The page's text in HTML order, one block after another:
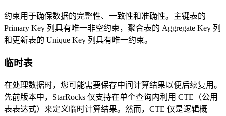
约束用于确保数据的完整性、一致性和准确性。主键表的
Primary Key 列具有唯一非空约束，聚合表的 Aggregate Key 列
和更新表的 Unique Key 列具有唯一约束。
临时表
在处理数据时，您可能需要保存中间计算结果以便后续复用。
先前版本中，StarRocks 仅支持在单个查询内利用 CTE（公用
表表达式）来定义临时计算结果。然而，CTE 仅是逻辑概